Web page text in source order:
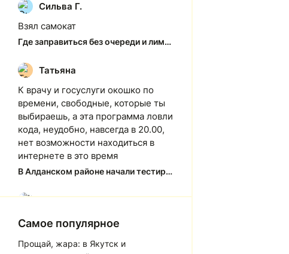
С
Сильва Г.
Взял самокат
Где заправиться без очереди и лимитов: актуальная ситуация на АЗС Якутска
Т
Татьяна
К врачу и госуслуги окошко по
времени, свободные, которые ты
выбираешь, а эта программа ловли
кода, неудобно, навсегда в 20.00,
нет возможности находиться в
интернете в это время
В Алданском районе начали тестировать систему заправки по QR-кодам
Ю
Юлия Анатольевна
Спасибо за краткий, рассказ об
история города Якутска. Желаю
процветания нашему Северу!
Самое популярное
Прощай, жара: в Якутск и